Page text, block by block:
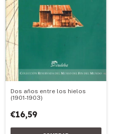
Dos años entre los hielos
(1901-1903)
€16,59